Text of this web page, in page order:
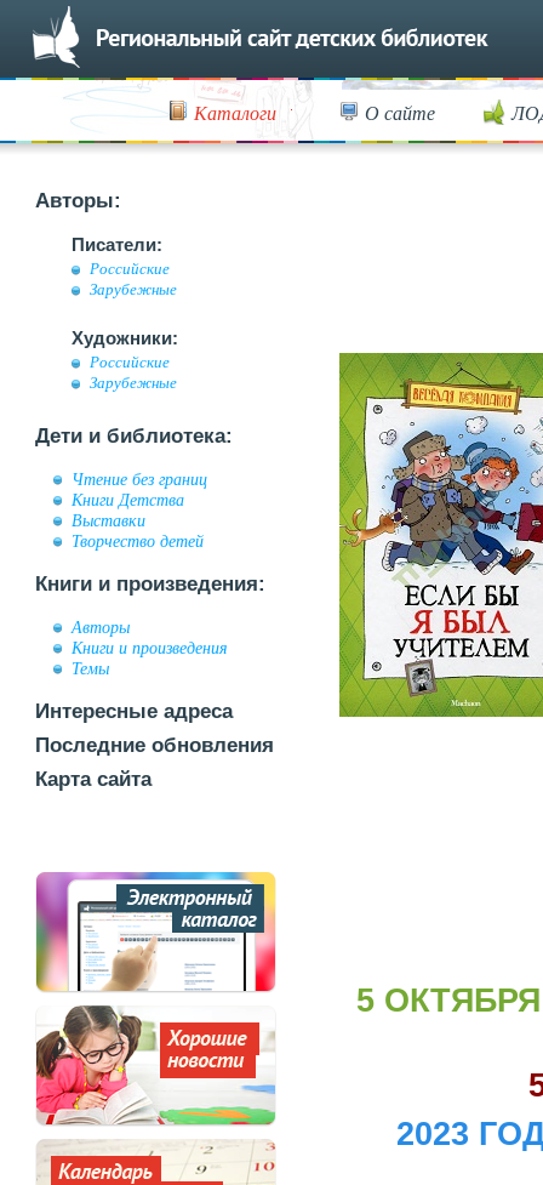
Каталоги О сайте
Авторы:
Писатели:
Российские
Зарубежные
Художники:
Российские
Зарубежные
Дети и библиотека:
Чтение без границ
Книги Детства
Выставки
Творчество детей
Книги и произведения:
Авторы
Книги и произведения
Темы
Интересные адреса
Последние обновления
Карта сайта
5
2023